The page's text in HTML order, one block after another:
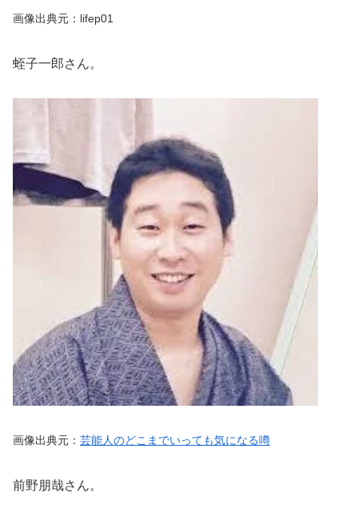
画像出典元：lifep01
蛭子一郎さん。
画像出典元： 芸能人のどこまでいっても気になる噂
前野朋哉さん。